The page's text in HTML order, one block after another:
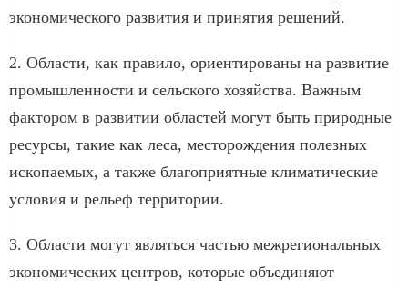
экономического развития и принятия решений.
2. Области, как правило, ориентированы на развитие
промышленности и сельского хозяйства. Важным
фактором в развитии областей могут быть природные
ресурсы, такие как леса, месторождения полезных
ископаемых, а также благоприятные климатические
условия и рельеф территории.
3. Области могут являться частью межрегиональных
экономических центров, которые объединяют